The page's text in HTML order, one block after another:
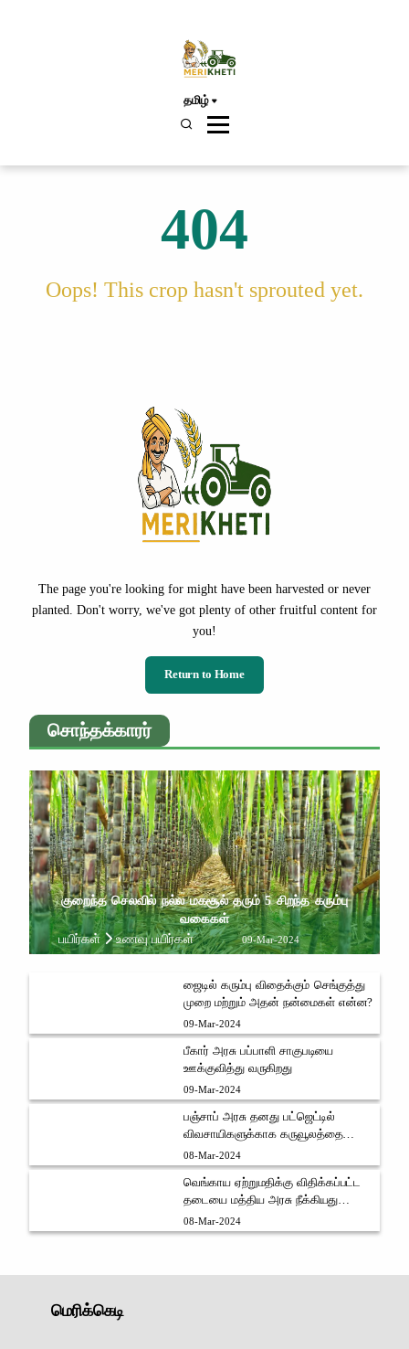
தமிழ்
404
Oops! This crop hasn't sprouted yet.
The page you're looking for might have been harvested or never
planted. Don't worry, we've got plenty of other fruitful content for
you!
Return to Home
சொந்தக்காரர்
குறைந்த செலவில் நல்ல மகசூல் தரும் 5 சிறந்த கரும்பு
வகைகள்
பயிர்கள்
உணவு பயிர்கள் 09-Mar-2024
ஜைடில் கரும்பு விதைக்கும் செங்குத்து
முறை மற்றும் அதன் நன்மைகள் என்ன?
09-Mar-2024
பீகார் அரசு பப்பாளி சாகுபடியை
ஊக்குவித்து வருகிறது
09-Mar-2024
பஞ்சாப் அரசு தனது பட்ஜெட்டில்
விவசாயிகளுக்காக கருவூலத்தை
திறந்துள்ளது
08-Mar-2024
வெங்காய ஏற்றுமதிக்கு விதிக்கப்பட்ட
தடையை மத்திய அரசு நீக்கியது
வெங்காய விவசாயிகள் மத்தியில்
மகிழ்ச்சி அலை
08-Mar-2024
மெரிக்கெடி